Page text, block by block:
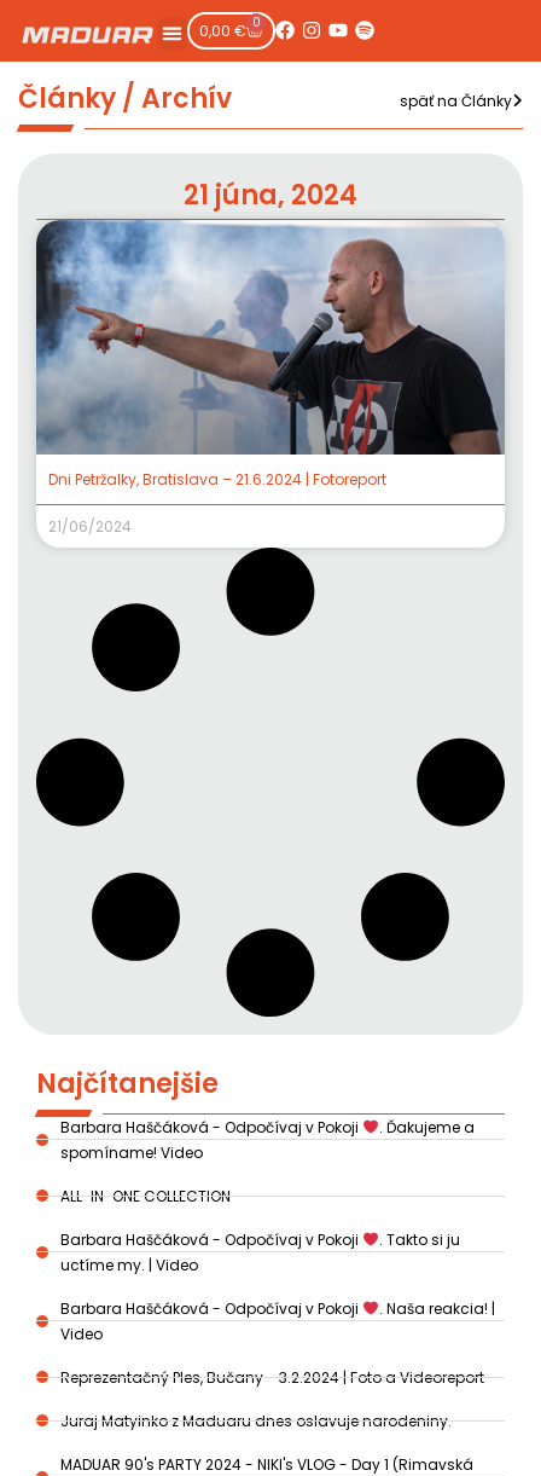
0,00 € 0
Články / Archív späť na Články
21 júna, 2024
Dni Petržalky, Bratislava – 21.6.2024 | Fotoreport
21/06/2024
Najčítanejšie
Barbara Haščáková - Odpočívaj v Pokoji
. Ďakujeme a
spomíname! Video
ALL-IN-ONE COLLECTION
Barbara Haščáková - Odpočívaj v Pokoji
. Takto si ju
uctíme my. | Video
Barbara Haščáková - Odpočívaj v Pokoji
. Naša reakcia! |
Video
Reprezentačný Ples, Bučany - 3.2.2024 | Foto a Videoreport
Juraj Matyinko z Maduaru dnes oslavuje narodeniny.
MADUAR 90's PARTY 2024 - NIKI's VLOG - Day 1 (Rimavská